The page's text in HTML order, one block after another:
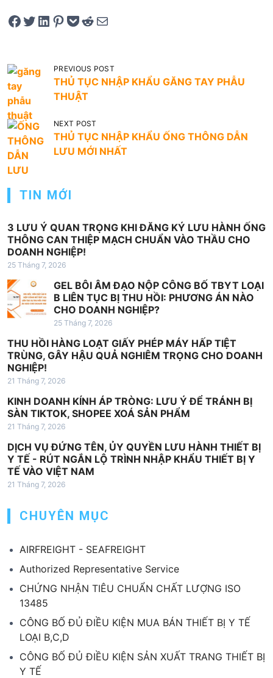
Share on Facebook Tweet on Twitter Share on LinkedIn Pin on Pinterest Save to pocket Share on Reddit Share via Email
Đ
i
ề
u
h
ư
n
b
à
i
v
i
t
PREVIOUS POST
THỦ TỤC NHẬP KHẨU GĂNG TAY PHẪU
THUẬT
NEXT POST
THỦ TỤC NHẬP KHẨU ỐNG THÔNG DẪN
LƯU MỚI NHẤT
TIN MỚI
3 LƯU Ý QUAN TRỌNG KHI ĐĂNG KÝ LƯU HÀNH ỐNG
THÔNG CAN THIỆP MẠCH CHUẨN VÀO THẦU CHO
DOANH NGHIỆP!
25 Tháng 7, 2026
GEL BÔI ÂM ĐẠO NỘP CÔNG BỐ TBYT LOẠI
B LIÊN TỤC BỊ THU HỒI: PHƯƠNG ÁN NÀO
CHO DOANH NGHIỆP?
25 Tháng 7, 2026
THU HỒI HÀNG LOẠT GIẤY PHÉP MÁY HẤP TIỆT
TRÙNG, GÂY HẬU QUẢ NGHIÊM TRỌNG CHO DOANH
NGHIỆP!
21 Tháng 7, 2026
KINH DOANH KÍNH ÁP TRÒNG: LƯU Ý ĐỂ TRÁNH BỊ
SÀN TIKTOK, SHOPEE XOÁ SẢN PHẨM
21 Tháng 7, 2026
DỊCH VỤ ĐỨNG TÊN, ỦY QUYỀN LƯU HÀNH THIẾT BỊ
Y TẾ - RÚT NGẮN LỘ TRÌNH NHẬP KHẨU THIẾT BỊ Y
TẾ VÀO VIỆT NAM
21 Tháng 7, 2026
CHUYÊN MỤC
AIRFREIGHT - SEAFREIGHT
Authorized Representative Service
CHỨNG NHẬN TIÊU CHUẨN CHẤT LƯỢNG ISO
13485
CÔNG BỐ ĐỦ ĐIỀU KIỆN MUA BÁN THIẾT BỊ Y TẾ
LOẠI B,C,D
CÔNG BỐ ĐỦ ĐIỀU KIỆN SẢN XUẤT TRANG THIẾT BỊ
Y TẾ